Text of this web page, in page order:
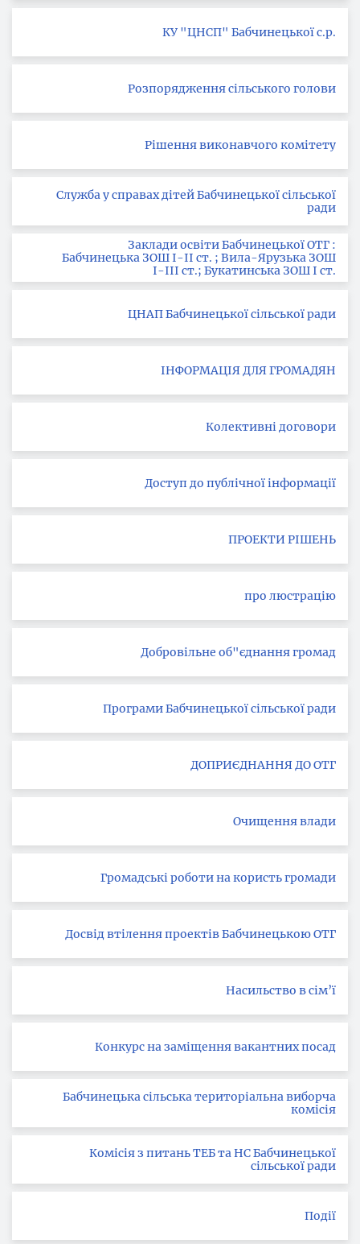
КУ "ЦНСП" Бабчинецької с.р.
Розпорядження сільського голови
Рішення виконавчого комітету
Служба у справах дітей Бабчинецької сільської
ради
Заклади освіти Бабчинецької ОТГ :
Бабчинецька ЗОШ І-ІІ ст. ; Вила-Ярузька ЗОШ
І-ІІІ ст.; Букатинська ЗОШ І ст.
ЦНАП Бабчинецької сільської ради
ІНФОРМАЦІЯ ДЛЯ ГРОМАДЯН
Колективні договори
Доступ до публічної інформації
ПРОЕКТИ РІШЕНЬ
про люстрацію
Добровільне об"єднання громад
Програми Бабчинецької сільської ради
ДОПРИЄДНАННЯ ДО ОТГ
Очищення влади
Громадські роботи на користь громади
Досвід втілення проектів Бабчинецькою ОТГ
Насильство в сім’ї
Конкурс на заміщення вакантних посад
Бабчинецька сільська територіальна виборча
комісія
Комісія з питань ТЕБ та НС Бабчинецької
сільської ради
Події